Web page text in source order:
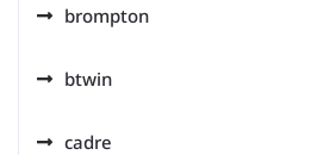
brompton
btwin
cadre